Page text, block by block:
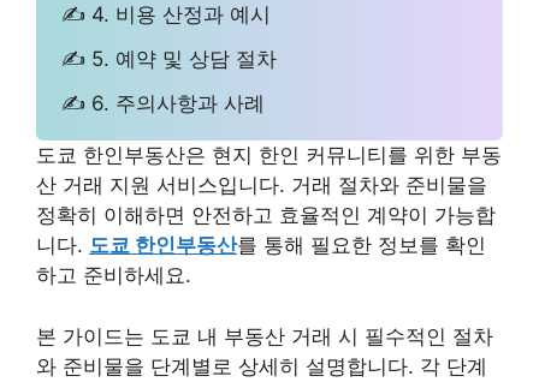
✍ 4. 비용 산정과 예시
✍ 5. 예약 및 상담 절차
✍ 6. 주의사항과 사례
도쿄 한인부동산은 현지 한인 커뮤니티를 위한 부동
산 거래 지원 서비스입니다. 거래 절차와 준비물을
정확히 이해하면 안전하고 효율적인 계약이 가능합
니다. 도쿄 한인부동산를 통해 필요한 정보를 확인
하고 준비하세요.
본 가이드는 도쿄 내 부동산 거래 시 필수적인 절차
와 준비물을 단계별로 상세히 설명합니다. 각 단계